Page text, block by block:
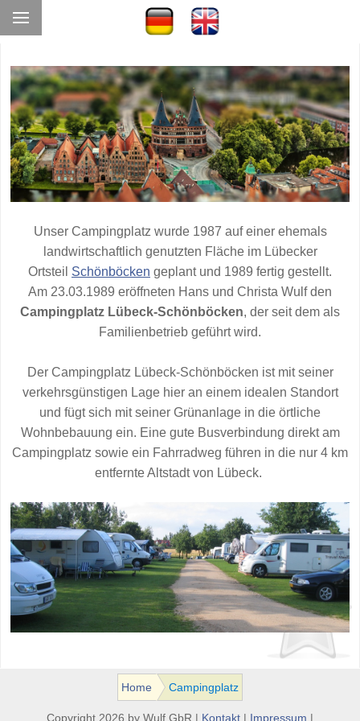
Unser Campingplatz wurde 1987 auf einer ehemals
landwirtschaftlich genutzten Fläche im Lübecker
Ortsteil Schönböcken geplant und 1989 fertig gestellt.
Am 23.03.1989 eröffneten Hans und Christa Wulf den
Campingplatz Lübeck-Schönböcken, der seit dem als
Familienbetrieb geführt wird.
Der Campingplatz Lübeck-Schönböcken ist mit seiner
verkehrsgünstigen Lage hier an einem idealen Standort
und fügt sich mit seiner Grünanlage in die örtliche
Wohnbebauung ein. Eine gute Busverbindung direkt am
Campingplatz sowie ein Fahrradweg führen in die nur 4 km
entfernte Altstadt von Lübeck.
Home Campingplatz
Copyright 2026 by Wulf GbR | Kontakt | Impressum |